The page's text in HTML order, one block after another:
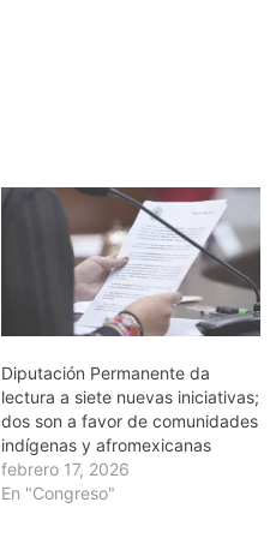
Diputación Permanente da
lectura a siete nuevas iniciativas;
dos son a favor de comunidades
indígenas y afromexicanas
febrero 17, 2026
En "Congreso"